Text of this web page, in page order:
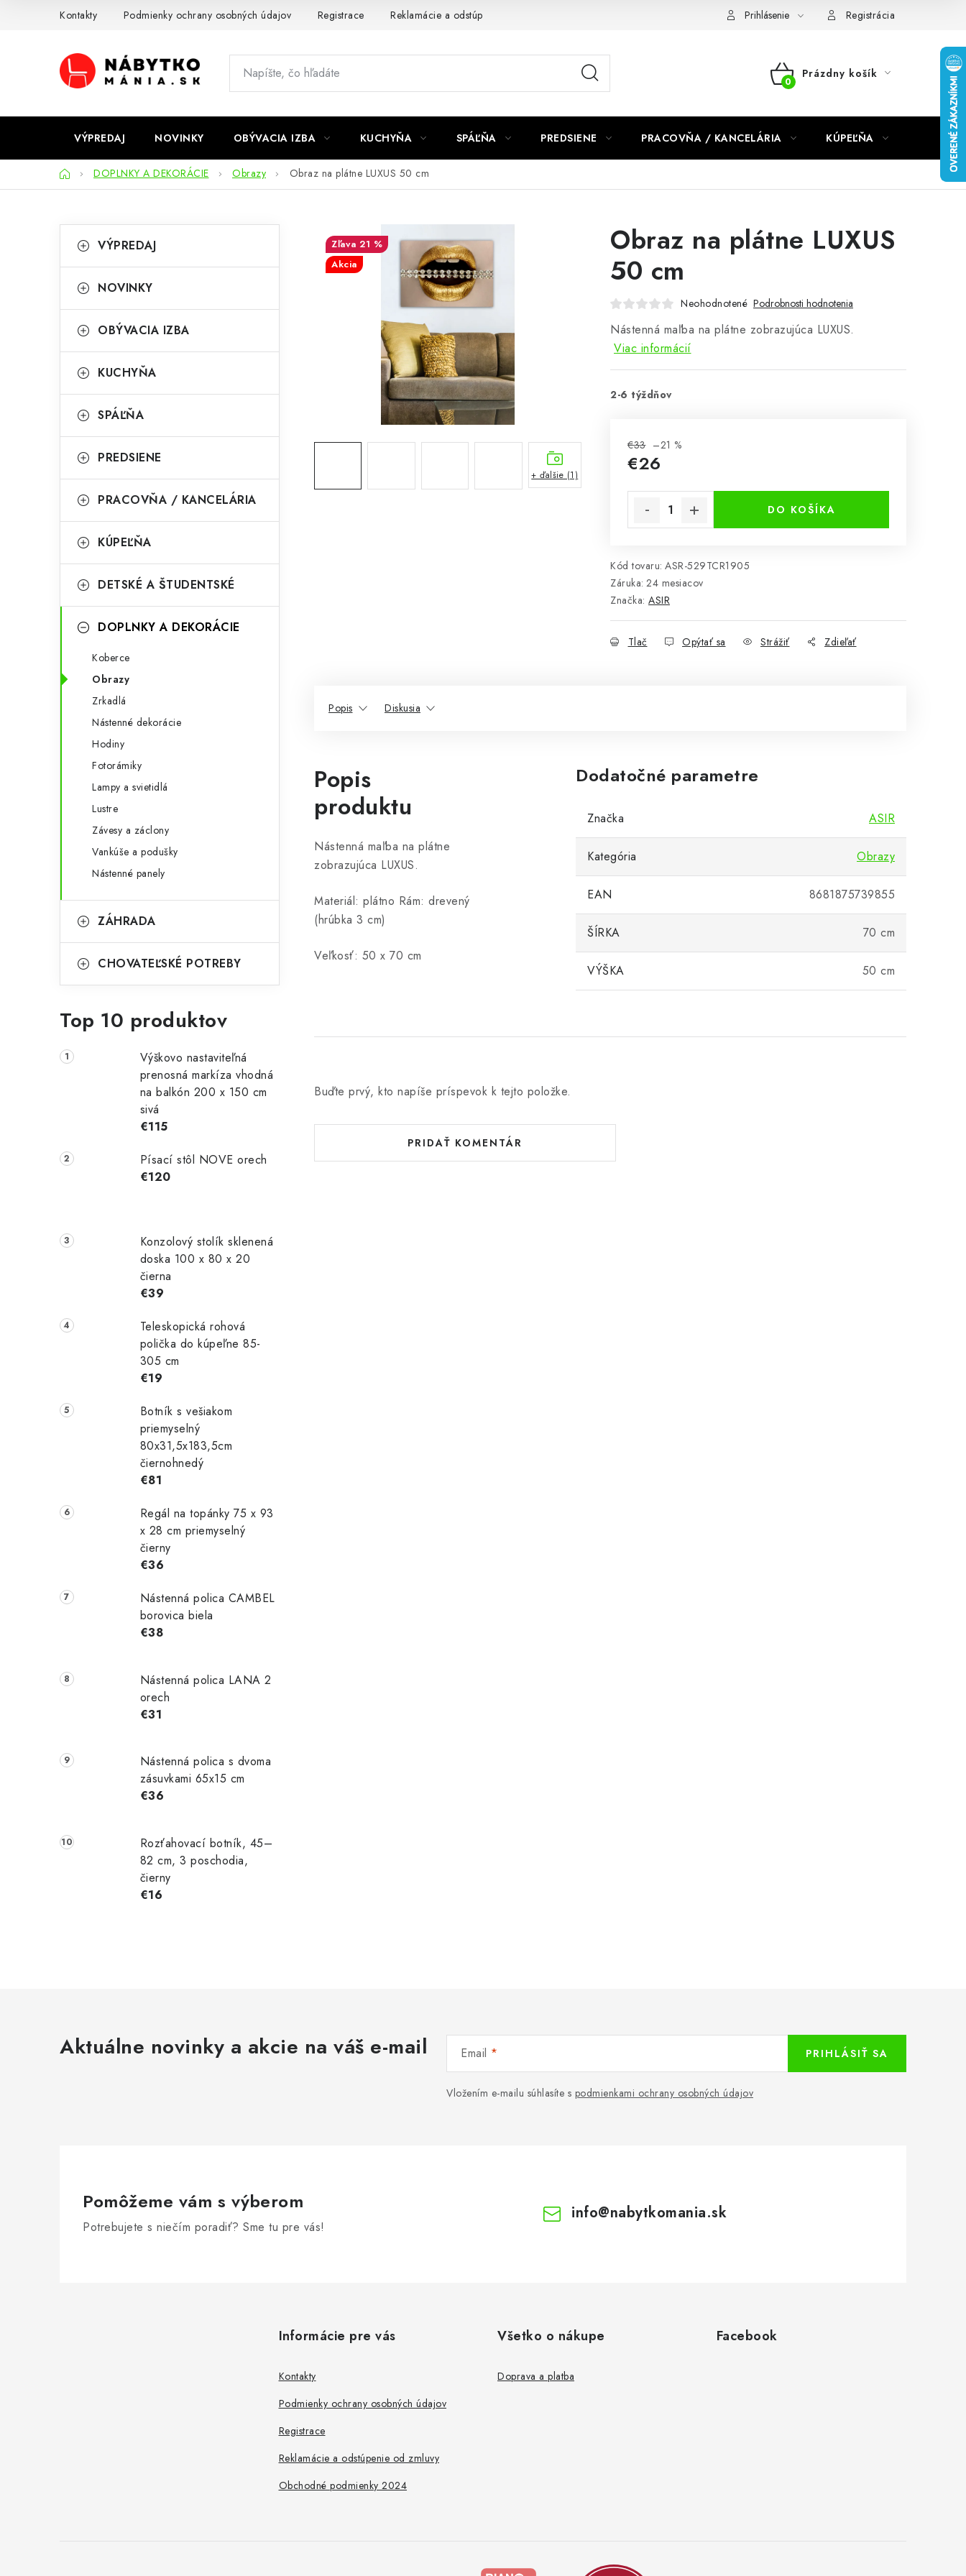
Kontakty Podmienky ochrany osobných údajov Registrace Reklamácie a odstúpenie od zmluvy Prihlásenie Registrácia
NÁKUPNÝ
Prázdny košík
VÝPREDAJ NOVINKY OBÝVACIA IZBA KUCHYŇA SPÁĽŇA PREDSIENE PRACOVŇA / KANCELÁRIA KÚPEĽŇA
DomovDOPLNKY A DEKORÁCIE Obrazy Obraz na plátne LUXUS 50 cm
o
n
ý
a
n
l
kategórie
a
e
ó
i
VÝPREDAJ
NOVINKY
OBÝVACIA IZBA
KUCHYŇA
SPÁĽŇA
PREDSIENE
PRACOVŇA / KANCELÁRIA
KÚPEĽŇA
DETSKÉ A ŠTUDENTSKÉ
DOPLNKY A DEKORÁCIE
Koberce
Obrazy
Zrkadlá
Nástenné dekorácie
Hodiny
Fotorámiky
Lampy a svietidlá
Lustre
Závesy a záclony
Vankúše a podušky
Nástenné panely
ZÁHRADA
CHOVATEĽSKÉ POTREBY
Top 10 produktov
Výškovo nastaviteľná
prenosná markíza vhodná
na balkón 200 x 150 cm
sivá
€115
Písací stôl NOVE orech
€120
Konzolový stolík sklenená
doska 100 x 80 x 20
čierna
€39
Teleskopická rohová
polička do kúpeľne 85-
305 cm
€19
Botník s vešiakom
priemyselný
80x31,5x183,5cm
čiernohnedý
€81
Regál na topánky 75 x 93
x 28 cm priemyselný
čierny
€36
Nástenná polica CAMBEL
borovica biela
€38
Nástenná polica LANA 2
orech
€31
Nástenná polica s dvoma
zásuvkami 65x15 cm
€36
Rozťahovací botník, 45–
82 cm, 3 poschodia,
čierny
€16
Obraz na plátne LUXUS
50 cm
Neohodnotené Podrobnosti hodnotenia
Nástenná maľba na plátne zobrazujúca LUXUS.
Viac informácií
2-6 týždňov
€33 –21 %
€26
DO KOŠÍKA
Kód tovaru: ASR-529TCR1905
Záruka: 24 mesiacov
Značka: ASIR
Tlač Opýtať sa Strážiť Zdieľať
21 %
Akcia
+ ďalšie (1)
Popis Diskusia
Popis
produktu
Nástenná maľba na plátne
zobrazujúca LUXUS.
Materiál: plátno Rám: drevený
(hrúbka 3 cm)
Veľkosť: 50 x 70 cm
Dodatočné parametre
Značka ASIR
Kategória Obrazy
EAN 8681875739855
ŠÍRKA 70 cm
VÝŠKA 50 cm
Buďte prvý, kto napíše príspevok k tejto položke.
PRIDAŤ KOMENTÁR
Aktuálne novinky a akcie na váš e-mail Email
Vložením e-mailu súhlasíte s podmienkami ochrany osobných údajov
PRIHLÁSIŤ SA
Pomôžeme vám s výberom
Potrebujete s niečím poradiť? Sme tu pre vás!
info@nabytkomania.sk
Informácie pre vás
Kontakty
Podmienky ochrany osobných údajov
Registrace
Reklamácie a odstúpenie od zmluvy
Obchodné podmienky 2024
Všetko o nákupe
Doprava a platba
Facebook